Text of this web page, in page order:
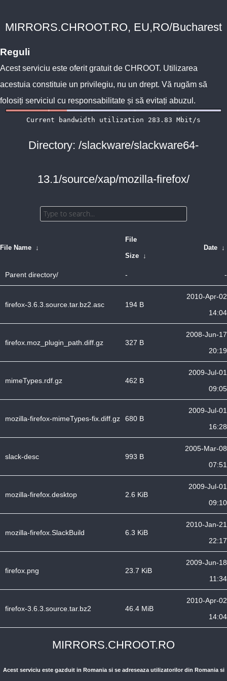
MIRRORS.CHROOT.RO, EU,RO/Bucharest
Reguli
Acest serviciu este oferit gratuit de CHROOT. Utilizarea
acestuia constituie un privilegiu, nu un drept. Vă rugăm să
folosiți serviciul cu responsabilitate și să evitați abuzul.
Directory: /slackware/slackware64-
13.1/source/xap/mozilla-firefox/
File Name ↓
File
Size ↓
Date ↓
Parent directory/ - -
firefox-3.6.3.source.tar.bz2.asc 194 B
2010-Apr-02
14:04
firefox.moz_plugin_path.diff.gz 327 B
2008-Jun-17
20:19
mimeTypes.rdf.gz 462 B
2009-Jul-01
09:05
mozilla-firefox-mimeTypes-fix.diff.gz 680 B
2009-Jul-01
16:28
slack-desc 993 B
2005-Mar-08
07:51
mozilla-firefox.desktop 2.6 KiB
2009-Jul-01
09:10
mozilla-firefox.SlackBuild 6.3 KiB
2010-Jan-21
22:17
firefox.png 23.7 KiB
2009-Jun-18
11:34
firefox-3.6.3.source.tar.bz2 46.4 MiB
2010-Apr-02
14:04
MIRRORS.CHROOT.RO
Acest serviciu este gazduit in Romania si se adreseaza utilizatorilor din Romania si